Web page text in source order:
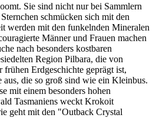
Sie sind nicht nur bei Sammlern
schmücken sich mit den
werden mit den funkelnden Mineralen
Männer und Frauen machen
nach besonders kostbaren
Region Pilbara, die von
frühen Erdgeschichte geprägt ist,
aus, die so groß sind wie ein Kleinbus.
mit einem besonders hohen
Tasmaniens weckt Krokoit
geht mit den "Outback Crystal